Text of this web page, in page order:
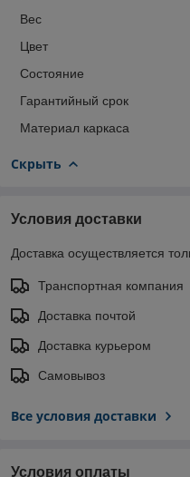
Вес
Цвет
Состояние
Гарантийный срок
Материал каркаса
Скрыть
Условия доставки
Доставка осуществляется
Транспортная компания
Доставка почтой
Доставка курьером
Самовывоз
Все условия доставки
Условия оплаты